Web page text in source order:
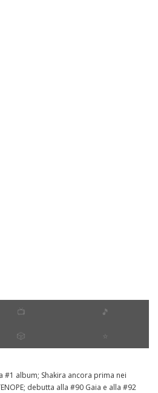
📺 🎵
🎲 ⭐️
#1 album; Shakira ancora prima nei
debutta alla #90 Gaia e alla #92